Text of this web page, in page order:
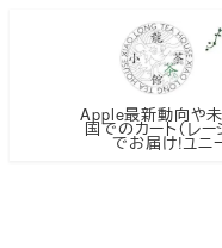
Apple最新動向や未
国でのカート（レ
でお届け!ユニ